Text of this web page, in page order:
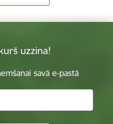
uzzina!
savā e-pastā